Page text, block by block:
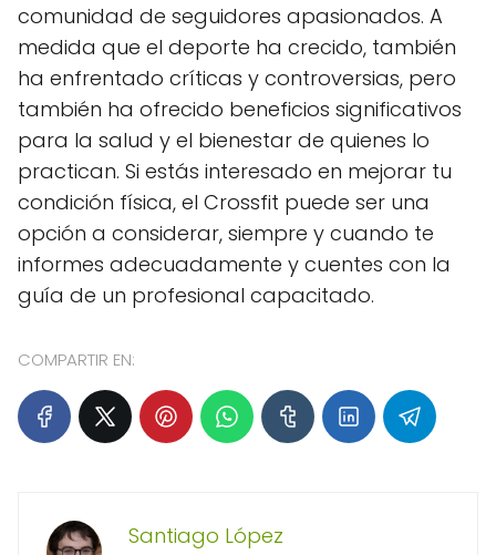
comunidad de seguidores apasionados. A
medida que el deporte ha crecido, también
ha enfrentado críticas y controversias, pero
también ha ofrecido beneficios significativos
para la salud y el bienestar de quienes lo
practican. Si estás interesado en mejorar tu
condición física, el Crossfit puede ser una
opción a considerar, siempre y cuando te
informes adecuadamente y cuentes con la
guía de un profesional capacitado.
COMPARTIR EN:
Santiago López